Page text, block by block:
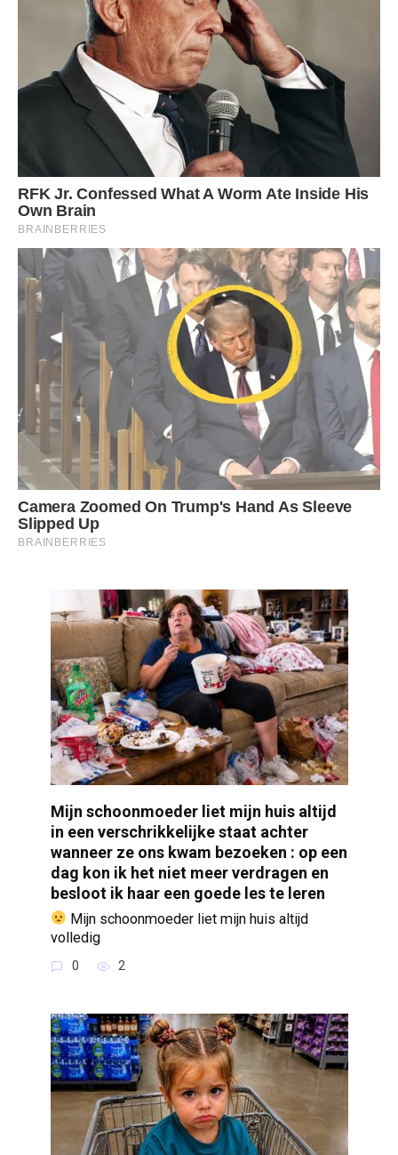
Mijn schoonmoeder liet mijn huis altijd
in een verschrikkelijke staat achter
wanneer ze ons kwam bezoeken : op een
dag kon ik het niet meer verdragen en
besloot ik haar een goede les te leren
Mijn schoonmoeder liet mijn huis altijd
volledig
0 2